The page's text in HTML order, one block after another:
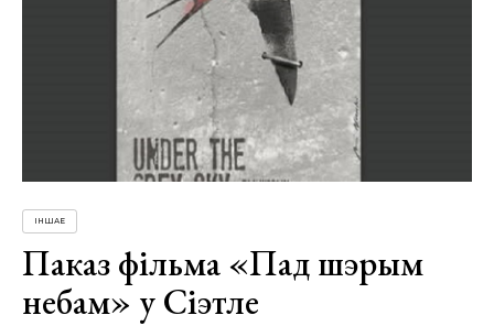
ІНШАЕ
Паказ фільма «Пад шэрым
небам» у Сіэтле